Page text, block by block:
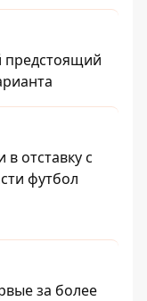
предстоящий
отставку с
футбол
за более